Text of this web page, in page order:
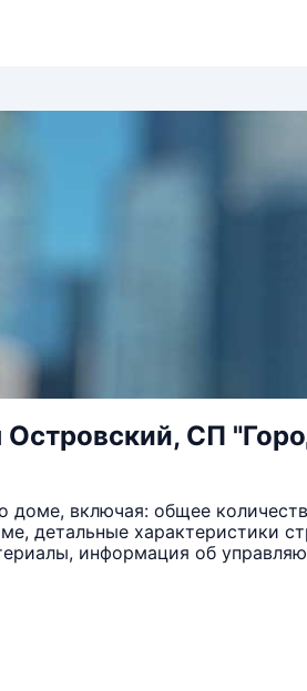
Островский, СП
включая: общее
детальные характеристики
информация об